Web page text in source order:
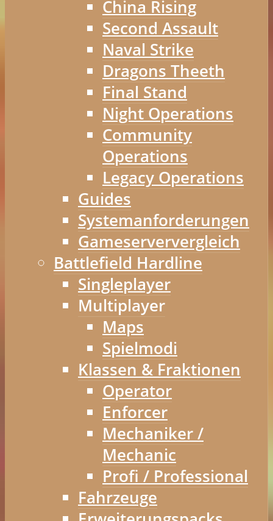
China Rising
Second Assault
Naval Strike
Dragons Theeth
Final Stand
Night Operations
Community
Operations
Legacy Operations
Guides
Systemanforderungen
Gameserververgleich
Battlefield Hardline
Singleplayer
Multiplayer
Maps
Spielmodi
Klassen & Fraktionen
Operator
Enforcer
Mechaniker /
Mechanic
Profi / Professional
Fahrzeuge